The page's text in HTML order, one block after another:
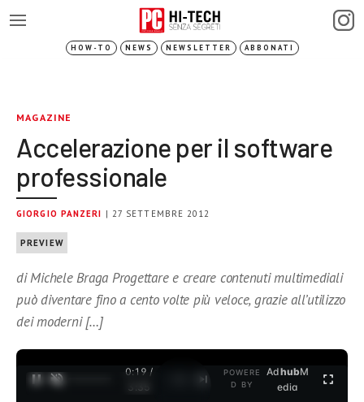
HOW-TO NEWS NEWSLETTER ABBONATI
MAGAZINE
Accelerazione per il software
professionale
GIORGIO PANZERI | 27 SETTEMBRE 2012
PREVIEW
di Michele Braga Progettare e creare contenuti multimediali
può diventare fino a cento volte più veloce, grazie all’utilizzo
dei moderni […]
0:19 /
3:35
POWERE
D BY
AdhubM
edia